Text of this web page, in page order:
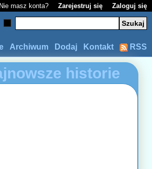
Nie masz konta? Zarejestruj się Zaloguj się
RSS
Kontakt
Dodaj
Archiwum
historie